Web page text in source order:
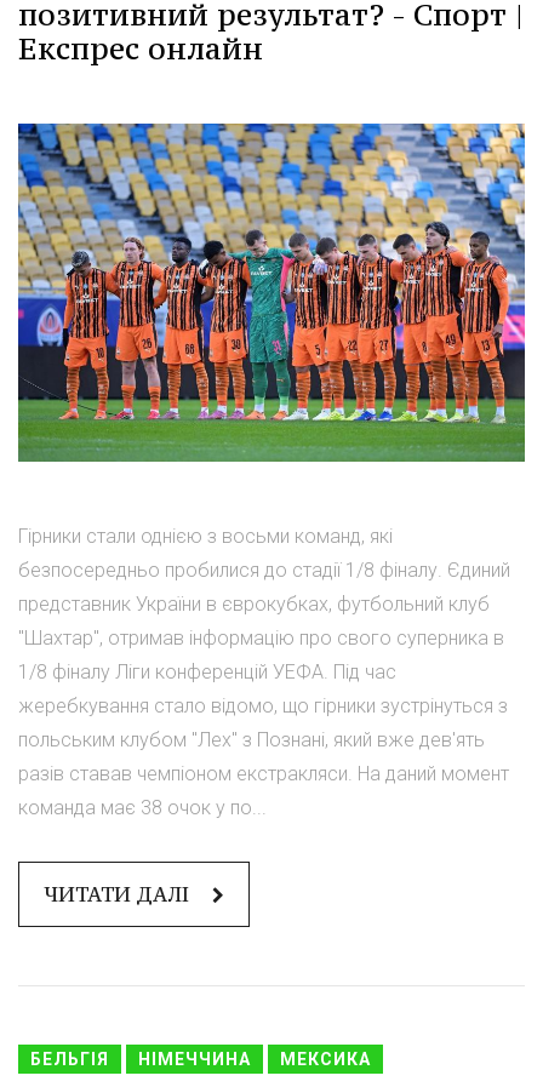
позитивний результат? - Спорт |
Експрес онлайн
Гірники стали однією з восьми команд, які
безпосередньо пробилися до стадії 1/8 фіналу. Єдиний
представник України в єврокубках, футбольний клуб
"Шахтар", отримав інформацію про свого суперника в
1/8 фіналу Ліги конференцій УЕФА. Під час
жеребкування стало відомо, що гірники зустрінуться з
польським клубом "Лех" з Познані, який вже дев'ять
разів ставав чемпіоном екстракляси. На даний момент
команда має 38 очок у по...
ЧИТАТИ ДАЛІ
БЕЛЬГІЯ НІМЕЧЧИНА МЕКСИКА